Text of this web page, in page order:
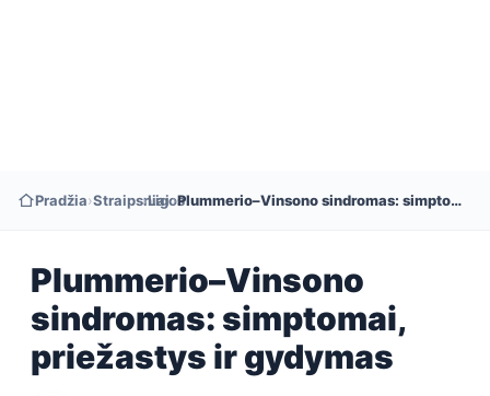
Pradžia›Straipsniai
›Ligos
› Plummerio–Vinsono sindromas: simptomai, priežastys ir gydymas
Plummerio–Vinsono
sindromas: simptomai,
priežastys ir gydymas